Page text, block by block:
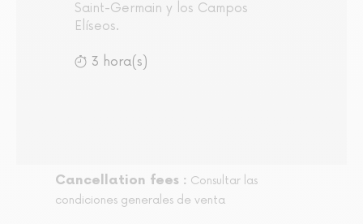
Saint-Germain y los Campos
Elíseos.
3 hora(s)
Cancellation fees : Consultar las
condiciones generales de venta